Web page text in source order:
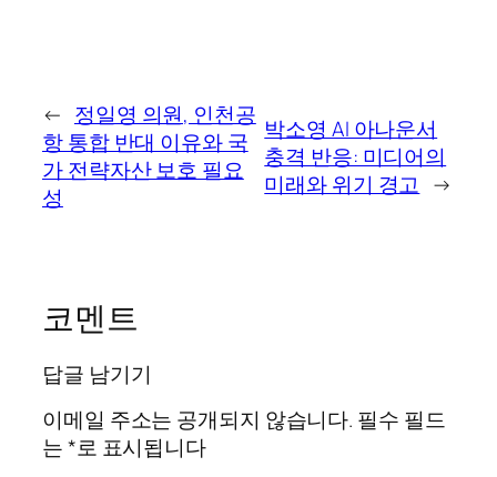
← 정일영 의원, 인천공
항 통합 반대 이유와 국
가 전략자산 보호 필요
성
박소영 AI 아나운서
충격 반응: 미디어의
미래와 위기 경고 →
코멘트
답글 남기기
이메일 주소는 공개되지 않습니다. 필수 필드
는*로 표시됩니다